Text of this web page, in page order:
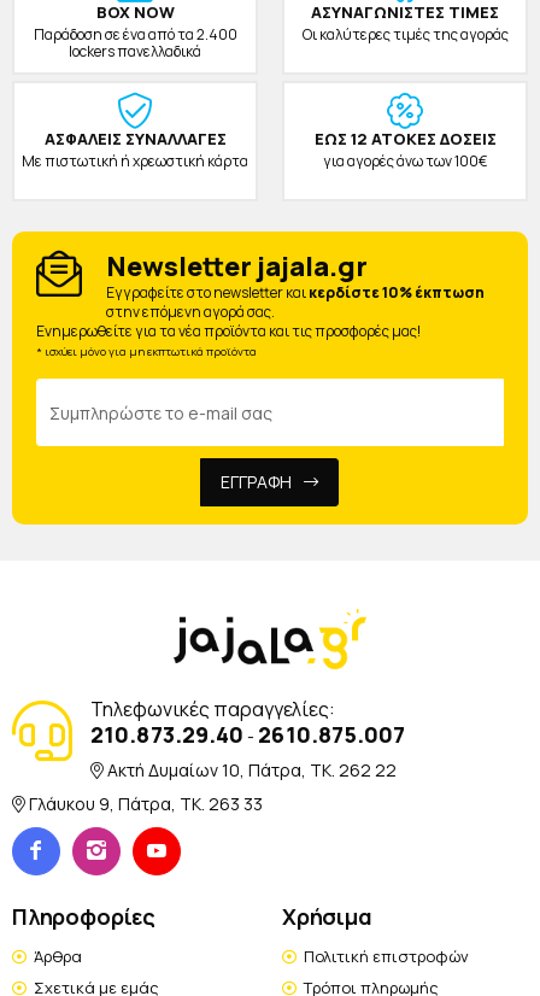
BOX NOW
Παράδοση σε ένα από τα 2.400
lockers πανελλαδικά
ΑΣΥΝΑΓΩΝΙΣΤΕΣ ΤΙΜΕΣ
Οι καλύτερες τιμές της αγοράς
ΑΣΦΑΛΕΙΣ ΣΥΝΑΛΛΑΓΕΣ
Με πιστωτική ή χρεωστική κάρτα
ΕΩΣ 12 ΑΤΟΚΕΣ ΔΟΣΕΙΣ
για αγορές άνω των 100€
Newsletter jajala.gr
Eγγραφείτε στο newsletter καικερδίστε 10% έκπτωση
στην επόμενη αγορά σας.
Ενημερωθείτε για τα νέα προϊόντα και τις προσφορές μας!
* ισχύει μόνο για μη εκπτωτικά προϊόντα
ΕΓΓΡΑΦΗ
Τηλεφωνικές παραγγελίες:
210.873.29.40 - 2610.875.007
Ακτή Δυμαίων 10, Πάτρα, TK. 262 22
Γλάυκου 9, Πάτρα, TK. 263 33
Πληροφορίες
Άρθρα
Σχετικά με εμάς
Χρήσιμα
Πολιτική επιστροφών
Τρόποι πληρωμής